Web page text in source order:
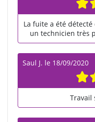
La fuite a été
un technicien très
Saul J. le 18/09/2020
Travail